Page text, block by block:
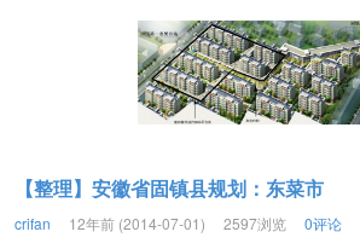
【整理】安徽省固镇县规划：东菜市
crifan 12年前 (2014-07-01) 2597浏览 0评论